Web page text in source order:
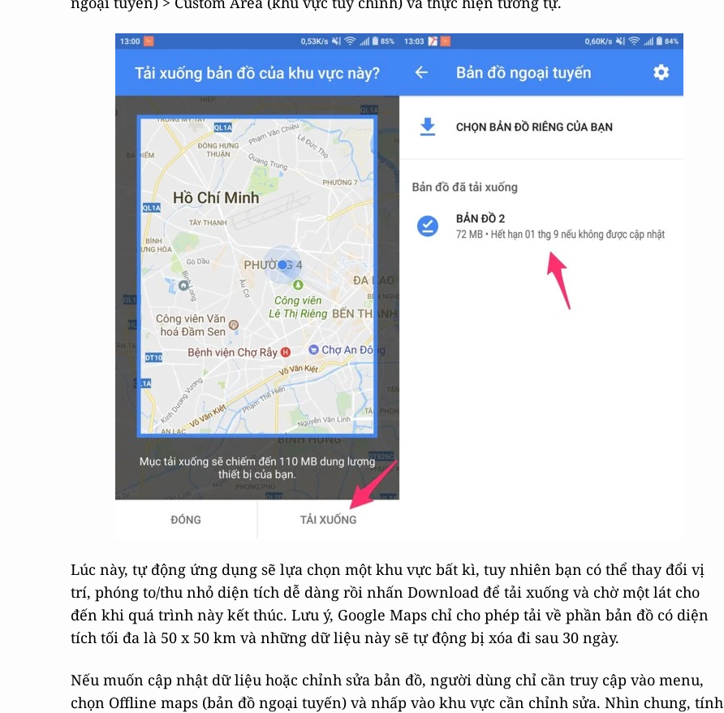
Lúc này, tự động ứng dụng sẽ lựa chọn một khu vực bất kì, tuy nhiên bạn có thể thay đổi vị
trí, phóng to/thu nhỏ diện tích dễ dàng rồi nhấn Download để tải xuống và chờ một lát cho
đến khi quá trình này kết thúc. Lưu ý, Google Maps chỉ cho phép tải về phần bản đồ có diện
tích tối đa là 50 x 50 km và những dữ liệu này sẽ tự động bị xóa đi sau 30 ngày.
Nếu muốn cập nhật dữ liệu hoặc chỉnh sửa bản đồ, người dùng chỉ cần truy cập vào menu,
chọn Offline maps (bản đồ ngoại tuyến) và nhấp vào khu vực cần chỉnh sửa. Nhìn chung, tính